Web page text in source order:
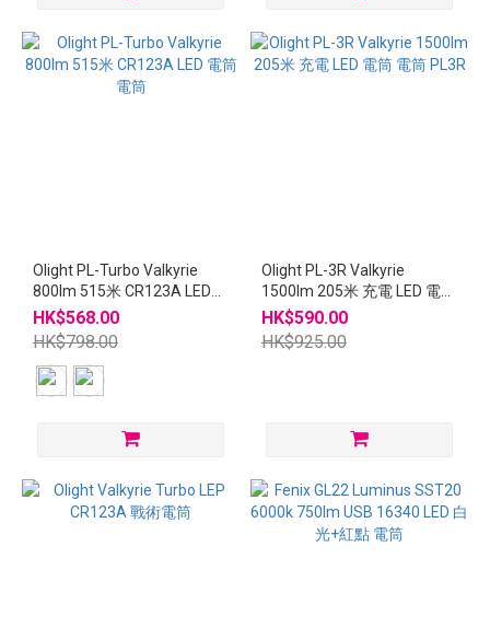
Olight PL-Turbo Valkyrie
800lm 515米 CR123A LED
電筒 電筒
HK$568.00
HK$798.00
Olight PL-3R Valkyrie
1500lm 205米 充電 LED 電筒
電筒 PL3R
HK$590.00
HK$925.00